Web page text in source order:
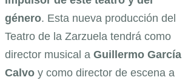
género. Esta nueva producción del
Teatro de la Zarzuela tendrá como
director musical a Guillermo García
Calvo y como director de escena a